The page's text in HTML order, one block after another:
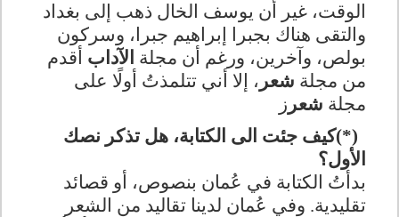
الوقت، غير أن يوسف الخال ذهب إلى بغداد
والتقى هناك بجبرا إبراهيم جبرا، وسركون
بولص، وآخرين، ورغم أن مجلة الآداب أقدم
من مجلة شعر ، إلا أني تتلمذتُ أولًا على
مجلة شعر ز
(*)كيف جئت الى الكتابة، هل تذكر نصك
الأول؟
بدأتُ الكتابة في عُمان بنصوص، أو قصائد
تقليدية. وفي عُمان لدينا تقاليد من الشعر